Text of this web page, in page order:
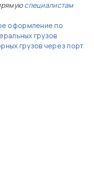
специалистам
оформление по
грузов
грузов через порт